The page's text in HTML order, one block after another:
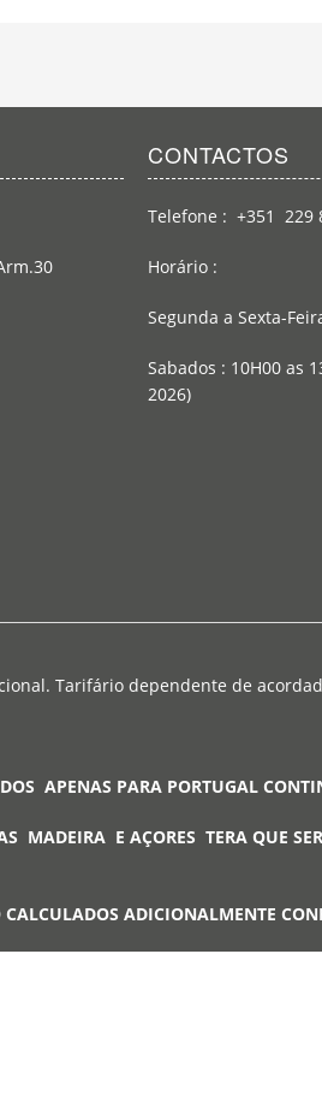
CONTACTOS
Telefone : +351
Horário :
Segunda a Sexta-
Sabados : 10H00 as
2026)
Tarifário dependente de
APENAS PARA PORTUGAL
MADEIRA E AÇORES TERA QUE
ADICIONALMENTE